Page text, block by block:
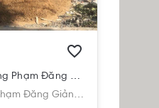
Hồ Chí Minh
Nhà phố đường Phạm Đăng Giảng diện tích 60m2, khu dân cư hiện hữu.
Đăng Giảng,